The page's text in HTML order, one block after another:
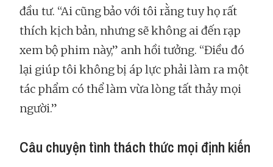
đầu tư. “Ai cũng bảo với tôi rằng tuy họ rất
thích kịch bản, nhưng sẽ không ai đến rạp
xem bộ phim này,” anh hồi tưởng. “Điều đó
lại giúp tôi không bị áp lực phải làm ra một
tác phẩm có thể làm vừa lòng tất thảy mọi
người.”
Câu chuyện tình thách thức mọi định kiến